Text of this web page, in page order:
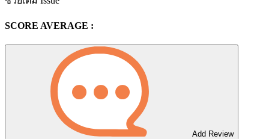
SCORE AVERAGE :
Add Review